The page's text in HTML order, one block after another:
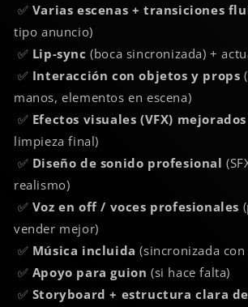
✅ Varias escenas + transiciones
tipo anuncio)
✅ Lip-sync (boca sincronizada) +
✅ Interacción con objetos y props
manos, elementos en escena)
✅ Efectos visuales (VFX) mejorados
limpieza final)
✅ Diseño de sonido profesional
realismo)
✅ Voz en off / voces profesionales
vender mejor)
✅ Música incluida (sincronizada
✅ Apoyo para guion (si hace falta)
✅ Storyboard + estructura clara de